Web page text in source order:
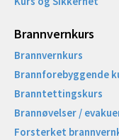
Brannvernkurs
Brannvernkurs
Brannforebyggende
Branntettingskurs
Brannøvelser /
Forsterket